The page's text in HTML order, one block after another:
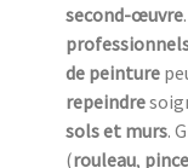
second-œuvre
de peinture
repeindre
sols et murs.
(rouleau,